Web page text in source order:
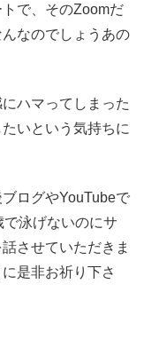
で、そのZoomだ
なのでしょうあの
ハマってしまった
いという気持ちに
ログやYouTubeで
泳げないのにサ
させていただきま
是非お祈り下さ